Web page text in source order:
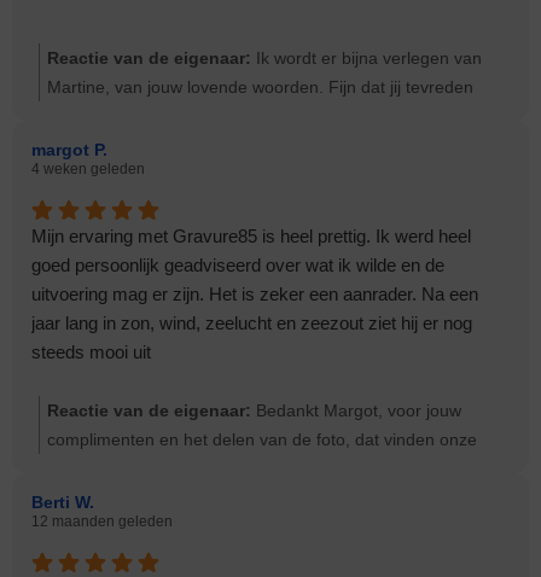
Reactie van de eigenaar: Ik wordt er bijna verlegen van
Martine, van jouw lovende woorden. Fijn dat jij tevreden
goed aansluiten bij de wensen van de nabestaanden, goed
overleg en contact zijn dan heel belangrijk. Dat geldt aan
onze kant, maar ook aan jouw kant. Groeten Ernst
margot P.
4 weken geleden
Mijn ervaring met Gravure85 is heel prettig. Ik werd heel
goed persoonlijk geadviseerd over wat ik wilde en de
uitvoering mag er zijn. Het is zeker een aanrader. Na een
jaar lang in zon, wind, zeelucht en zeezout ziet hij er nog
steeds mooi uit
Reactie van de eigenaar: Bedankt Margot, voor jouw
complimenten en het delen van de foto, dat vinden onze
gemaakt hebben komt te hangen.
Berti W.
12 maanden geleden